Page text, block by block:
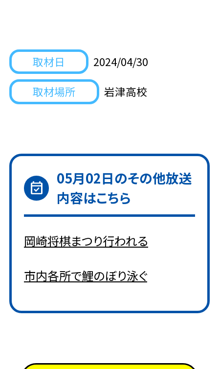
取材日
2024/04/30
取材場所
岩津高校
event_available
05月02日のその他放送
内容はこちら
岡崎将棋まつり行われる
市内各所で鯉のぼり泳ぐ